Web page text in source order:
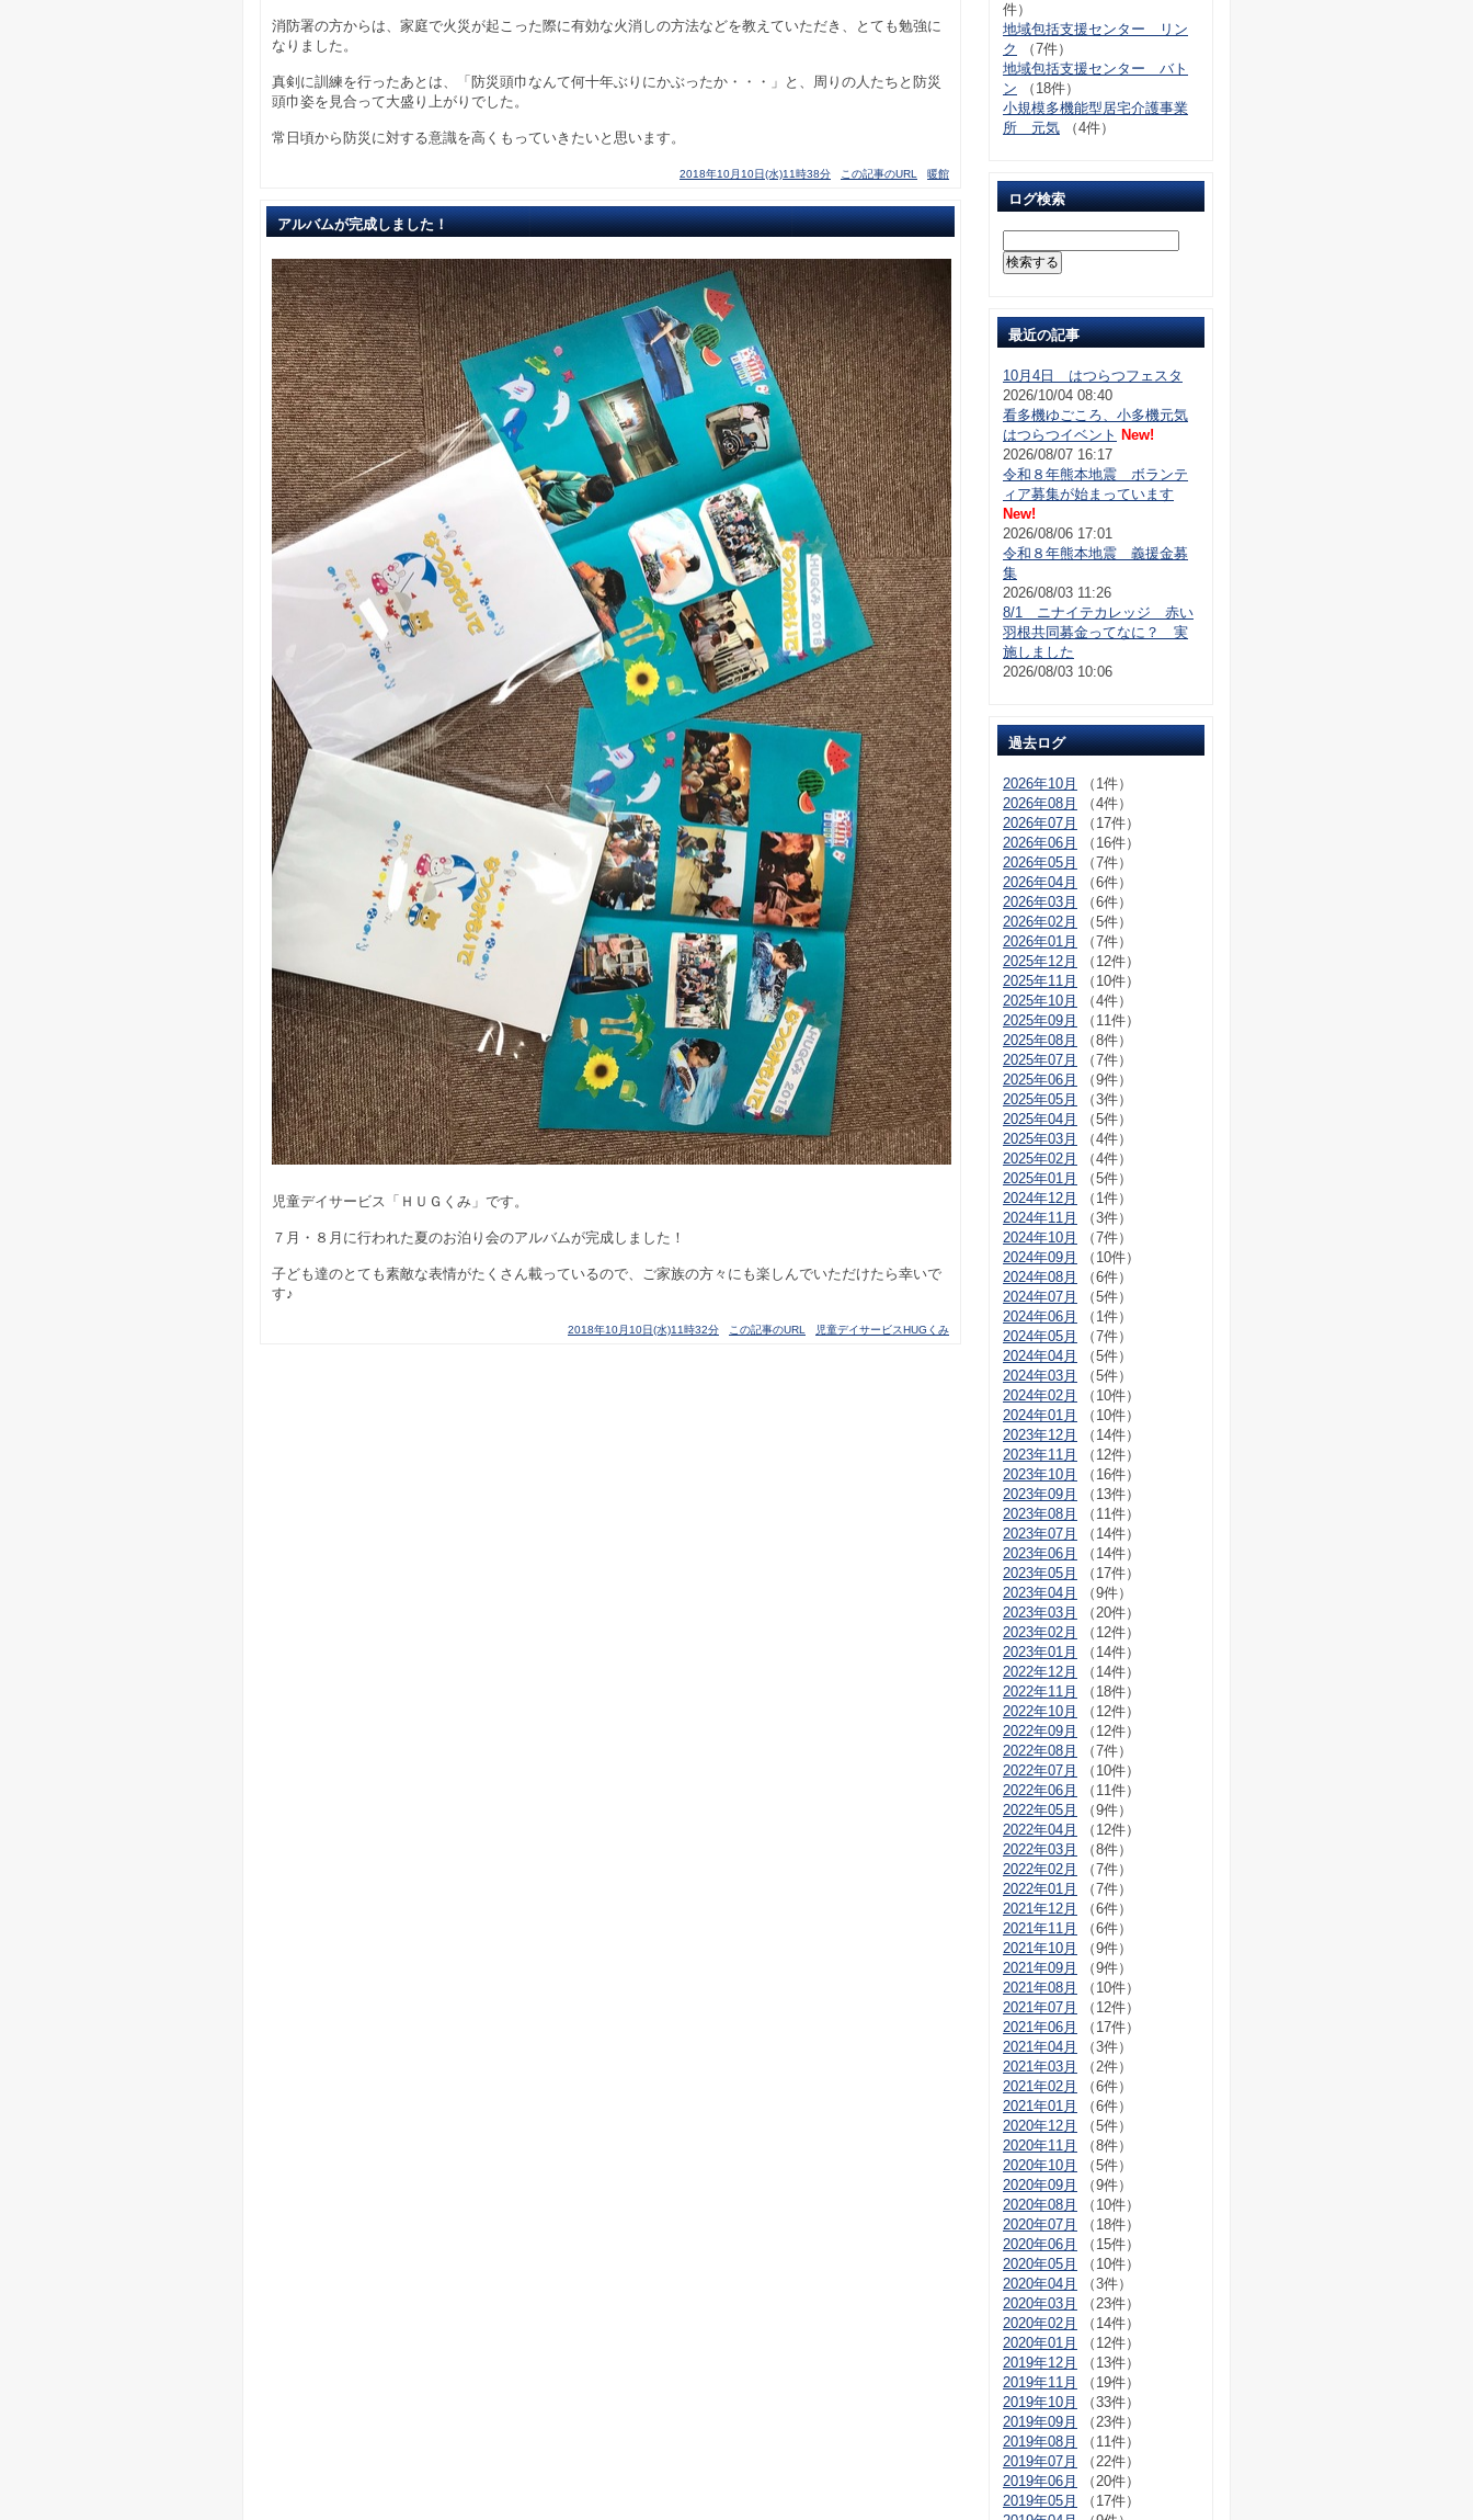
消防署の方からは、家庭で火災が起こった際に有効な火消しの方法などを教えていただき、とても勉強に
なりました。
真剣に訓練を行ったあとは、「防災頭巾なんて何十年ぶりにかぶったか・・・」と、周りの人たちと防災
頭巾姿を見合って大盛り上がりでした。
常日頃から防災に対する意識を高くもっていきたいと思います。
2018年10月10日(水)11時38分 この記事のURL 暖館
アルバムが完成しました！
児童デイサービス「ＨＵＧくみ」です。
７月・８月に行われた夏のお泊り会のアルバムが完成しました！
子ども達のとても素敵な表情がたくさん載っているので、ご家族の方々にも楽しんでいただけたら幸いで
す♪
2018年10月10日(水)11時32分 この記事のURL 児童デイサービスHUGくみ
件）
地域包括支援センター リン
ク
（7件）
地域包括支援センター バト
ン （18件）
小規模多機能型居宅介護事業
所 元気 （4件）
ログ検索
最近の記事
10月4日 はつらつフェスタ
2026/10/04 08:40
看多機ゆごころ、小多機元気
はつらつイベント New!
2026/08/07 16:17
令和８年熊本地震 ボランテ
ィア募集が始まっています
New!
2026/08/06 17:01
令和８年熊本地震 義援金募
集
2026/08/03 11:26
8/1 ニナイテカレッジ 赤い
羽根共同募金ってなに？ 実
施しました
2026/08/03 10:06
過去ログ
2026年10月
（1件）
2026年08月
（4件）
2026年07月
（17件）
2026年06月
（16件）
2026年05月
（7件）
2026年04月
（6件）
2026年03月
（6件）
2026年02月
（5件）
2026年01月
（7件）
2025年12月
（12件）
2025年11月
（10件）
2025年10月
（4件）
2025年09月
（11件）
2025年08月
（8件）
2025年07月
（7件）
2025年06月
（9件）
2025年05月
（3件）
2025年04月
（5件）
2025年03月
（4件）
2025年02月
（4件）
2025年01月
（5件）
2024年12月
（1件）
2024年11月
（3件）
2024年10月
（7件）
2024年09月
（10件）
2024年08月
（6件）
2024年07月
（5件）
2024年06月
（1件）
2024年05月
（7件）
2024年04月
（5件）
2024年03月
（5件）
2024年02月
（10件）
2024年01月
（10件）
2023年12月
（14件）
2023年11月
（12件）
2023年10月
（16件）
2023年09月
（13件）
2023年08月
（11件）
2023年07月
（14件）
2023年06月
（14件）
2023年05月
（17件）
2023年04月
（9件）
2023年03月
（20件）
2023年02月
（12件）
2023年01月
（14件）
2022年12月
（14件）
2022年11月
（18件）
2022年10月
（12件）
2022年09月
（12件）
2022年08月
（7件）
2022年07月
（10件）
2022年06月
（11件）
2022年05月
（9件）
2022年04月
（12件）
2022年03月
（8件）
2022年02月
（7件）
2022年01月
（7件）
2021年12月
（6件）
2021年11月
（6件）
2021年10月
（9件）
2021年09月
（9件）
2021年08月
（10件）
2021年07月
（12件）
2021年06月
（17件）
2021年04月
（3件）
2021年03月
（2件）
2021年02月
（6件）
2021年01月
（6件）
2020年12月
（5件）
2020年11月
（8件）
2020年10月
（5件）
2020年09月
（9件）
2020年08月
（10件）
2020年07月
（18件）
2020年06月
（15件）
2020年05月
（10件）
2020年04月
（3件）
2020年03月
（23件）
2020年02月
（14件）
2020年01月
（12件）
2019年12月
（13件）
2019年11月
（19件）
2019年10月
（33件）
2019年09月
（23件）
2019年08月
（11件）
2019年07月
（22件）
2019年06月
（20件）
2019年05月
（17件）